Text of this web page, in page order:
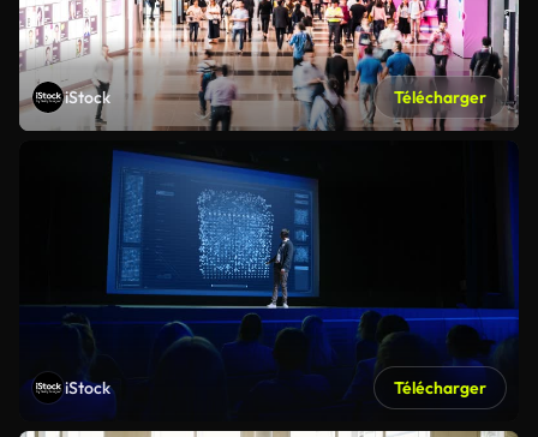
iStock Télécharger
iStock Télécharger